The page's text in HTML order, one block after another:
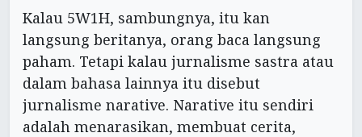
Kalau 5W1H, sambungnya, itu kan
langsung beritanya, orang baca langsung
paham. Tetapi kalau jurnalisme sastra atau
dalam bahasa lainnya itu disebut
jurnalisme narative. Narative itu sendiri
adalah menarasikan, membuat cerita,